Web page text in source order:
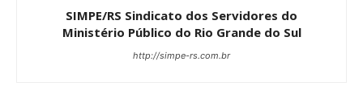
SIMPE/RS Sindicato dos Servidores do
Ministério Público do Rio Grande do Sul
http://simpe-rs.com.br